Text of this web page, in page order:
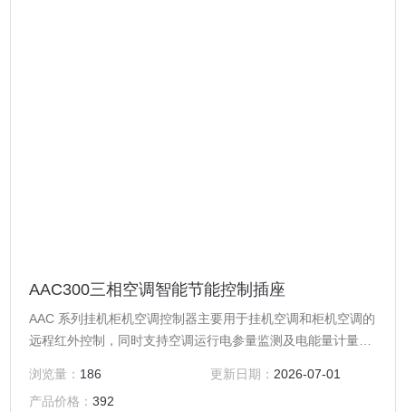
AAC300三相空调智能节能控制插座
AAC 系列挂机柜机空调控制器主要用于挂机空调和柜机空调的
远程红外控制，同时支持空调运行电参量监测及电能量计量功
能。三相空调智能节能控制插座
浏览量： 186 更新日期： 2026-07-01
产品价格：392